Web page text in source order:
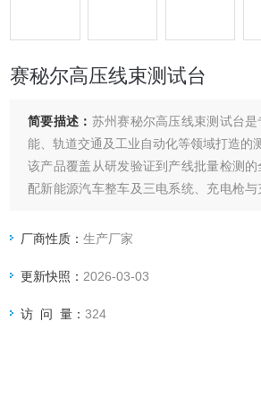
赛秘尔高压线束测试台
简要描述： 苏州赛秘尔高压线束测试台
能、轨道交通及工业自动化等领域打造的
该产品覆盖从研发验证到产线批量检测
配新能源汽车整车及三电系统、充电枪
道并行检测等技术，为客户提供远超行业
厂商性质：生产厂家
更新快照： 2026-03-03
访 问 量：324